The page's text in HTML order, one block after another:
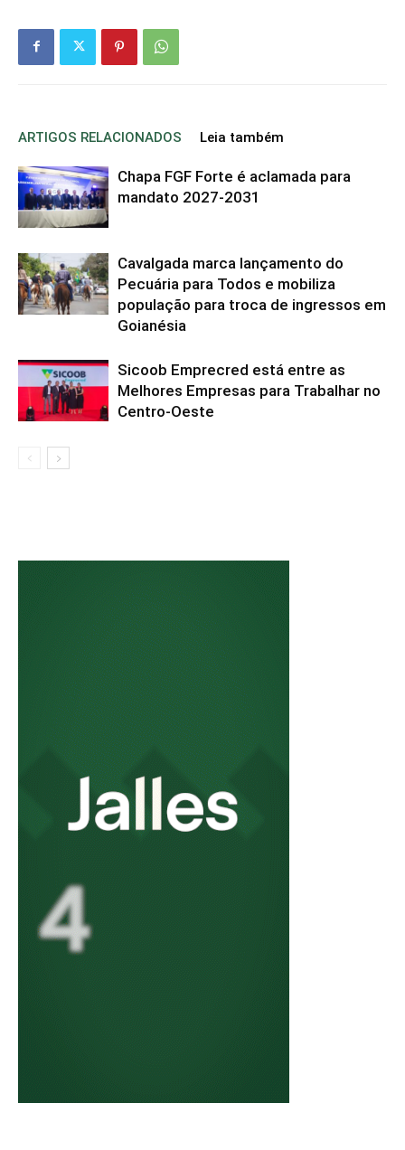
ARTIGOS RELACIONADOS Leia também
Chapa FGF Forte é aclamada para
mandato 2027-2031
Cavalgada marca lançamento do
Pecuária para Todos e mobiliza
população para troca de ingressos em
Goianésia
Sicoob Emprecred está entre as
Melhores Empresas para Trabalhar no
Centro-Oeste